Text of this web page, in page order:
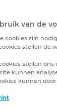
van de
cookies zijn
stellen de
stellen
kunnen
kunnen